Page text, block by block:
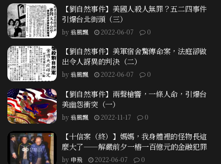
【劉自然事件】美國人殺人無罪？五二四事件
引爆台北街頭（三）
by翁風飄 2022-06-07 0
【劉自然事件】美軍宿舍驚傳命案，法庭卻做
出令人訝異的判決（二）
by翁風飄 2022-06-07 0
【劉自然事件】兩聲槍響，一條人命，引爆台
美幽怨衝突（一）
by翁風飄 2022-11-17 0
【十信案（終）】媽媽，我身體裡的怪物長這
麼大了——解嚴前夕一樁一百億元的金融犯罪
by 申飛 2022-06-07 0